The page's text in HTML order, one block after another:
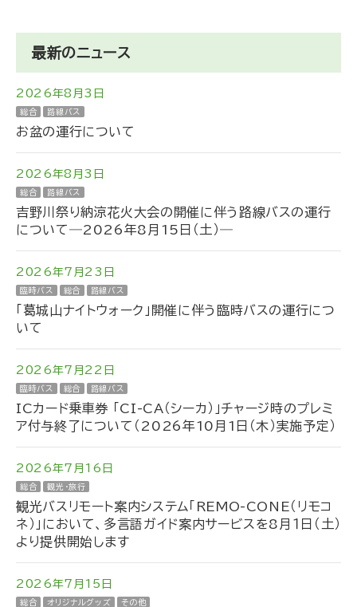
最新のニュース
2026年8月3日
総合 路線バス
お盆の運行について
2026年8月3日
総合 路線バス
吉野川祭り納涼花火大会の開催に伴う路線バスの運行
について―2026年8月15日（土）―
2026年7月23日
臨時バス 総合 路線バス
「葛城山ナイトウォーク」開催に伴う臨時バスの運行につ
いて
2026年7月22日
臨時バス 総合 路線バス
ICカード乗車券 「CI-CA（シーカ）」チャージ時のプレミ
ア付与終了について（2026年10月1日（木）実施予定）
2026年7月16日
総合 観光・旅行
観光バスリモート案内システム「REMO-CONE（リモコ
ネ）」において、多言語ガイド案内サービスを8月１日（土）
より提供開始します
2026年7月15日
総合 オリジナルグッズ その他